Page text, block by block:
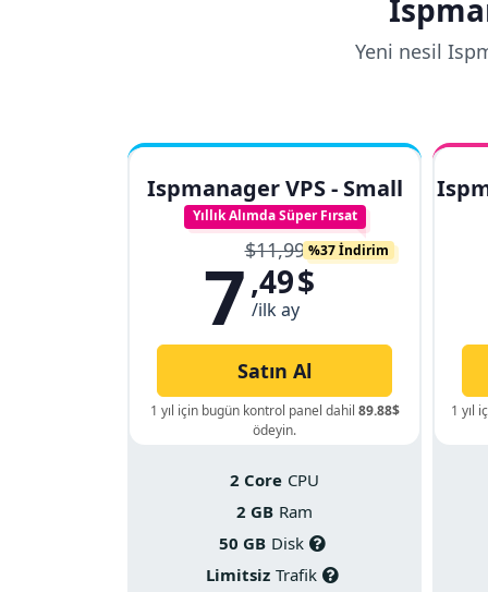
Yeni nesil
Ispmanager VPS - Small
Yıllık Alımda Süper Fırsat
$11,99 %37 İndirim
7 /ilk ay
,49$
Satın Al
1 yıl için bugün kontrol panel dahil 89.88$
ödeyin.
2 Core CPU
2 GB Ram
50 GB Disk
Limitsiz Trafik
1 yıl